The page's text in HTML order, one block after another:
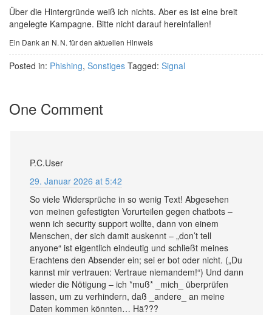
Über die Hintergründe weiß ich nichts. Aber es ist eine breit
angelegte Kampagne. Bitte nicht darauf hereinfallen!
Ein Dank an N. N. für den aktuellen Hinweis
Posted in: Phishing, Sonstiges Tagged: Signal
One Comment
P.C.User
29. Januar 2026 at 5:42
So viele Widersprüche in so wenig Text! Abgesehen
von meinen gefestigten Vorurteilen gegen chatbots –
wenn ich security support wollte, dann von einem
Menschen, der sich damit auskennt – „don’t tell
anyone“ ist eigentlich eindeutig und schließt meines
Erachtens den Absender ein; sei er bot oder nicht. („Du
kannst mir vertrauen: Vertraue niemandem!“) Und dann
wieder die Nötigung – ich *muß* _mich_ überprüfen
lassen, um zu verhindern, daß _andere_ an meine
Daten kommen könnten… Hä???